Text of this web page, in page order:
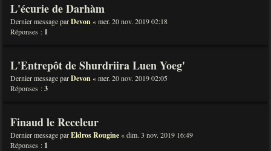
L'écurie de Darhàm
Dernier message parDevon «mer. 20 nov. 2019 02:18
Réponses : 1
L'Entrepôt de Shurdriira Luen Yoeg'
Dernier message parDevon «mer. 20 nov. 2019 02:05
Réponses :3
Finaud le Receleur
Dernier message parEldros Rougine «dim. 3 nov. 2019 16:49
Réponses : 1